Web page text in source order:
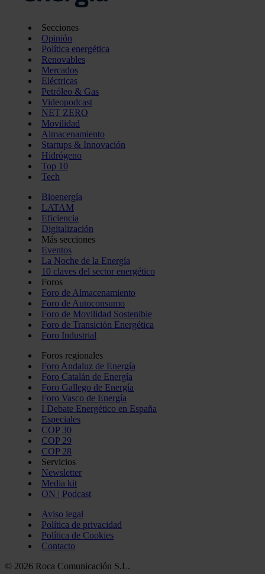
Secciones
Opinión
Política energética
Renovables
Mercados
Eléctricas
Petróleo & Gas
Videopodcast
NET ZERO
Movilidad
Almacenamiento
Startups & Innovación
Hidrógeno
Top 10
Tech
Bioenergía
LATAM
Eficiencia
Digitalización
Más secciones
Eventos
La Noche de la Energía
10 claves del sector energético
Foros
Foro de Almacenamiento
Foro de Autoconsumo
Foro de Movilidad Sostenible
Foro de Transición Energética
Foro Industrial
Foros regionales
Foro Andaluz de Energía
Foro Catalán de Energía
Foro Gallego de Energía
Foro Vasco de Energía
I Debate Energético en España
Especiales
COP 30
COP 29
COP 28
Servicios
Newsletter
Media kit
ON | Podcast
Aviso legal
Política de privacidad
Política de Cookies
Contacto
© 2026 Roca Comunicación S.L.